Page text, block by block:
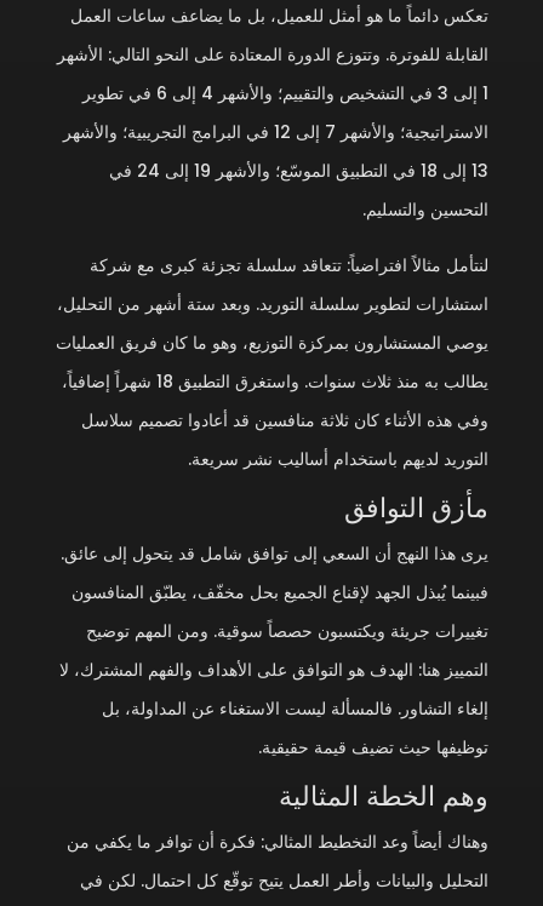
تعكس دائماً ما هو أمثل للعميل، بل ما يضاعف ساعات العمل
القابلة للفوترة. وتتوزع الدورة المعتادة على النحو التالي: الأشهر
1 إلى 3 في التشخيص والتقييم؛ والأشهر 4 إلى 6 في تطوير
الاستراتيجية؛ والأشهر 7 إلى 12 في البرامج التجريبية؛ والأشهر
13 إلى 18 في التطبيق الموسّع؛ والأشهر 19 إلى 24 في
التحسين والتسليم.
لنتأمل مثالاً افتراضياً: تتعاقد سلسلة تجزئة كبرى مع شركة
استشارات لتطوير سلسلة التوريد. وبعد ستة أشهر من التحليل،
يوصي المستشارون بمركزة التوزيع، وهو ما كان فريق العمليات
يطالب به منذ ثلاث سنوات. واستغرق التطبيق 18 شهراً إضافياً،
وفي هذه الأثناء كان ثلاثة منافسين قد أعادوا تصميم سلاسل
التوريد لديهم باستخدام أساليب نشر سريعة.
مأزق التوافق
يرى هذا النهج أن السعي إلى توافق شامل قد يتحول إلى عائق.
فبينما يُبذل الجهد لإقناع الجميع بحل مخفّف، يطبّق المنافسون
تغييرات جريئة ويكتسبون حصصاً سوقية. ومن المهم توضيح
التمييز هنا: الهدف هو التوافق على الأهداف والفهم المشترك، لا
إلغاء التشاور. فالمسألة ليست الاستغناء عن المداولة، بل
توظيفها حيث تضيف قيمة حقيقية.
وهم الخطة المثالية
وهناك أيضاً وعد التخطيط المثالي: فكرة أن توافر ما يكفي من
التحليل والبيانات وأطر العمل يتيح توقّع كل احتمال. لكن في